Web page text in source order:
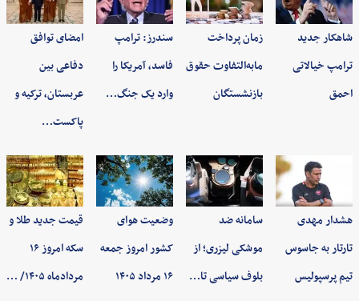
شاهکار جدید
ترامپ خیالاتی
احمق
زمان پرداخت
مابه‌التفاوت حقوق
بازنشستگان
سندرز: ترامپ
فاسد، آمریکا را
وارد یک جنگ…
امضای توافق
دفاعی بین
عربستان، ترکیه و
پاکست…
هشدار مهدی
تارتار به جاسوس
تیم پرسپولیس
سامانه ضد
موشکی لیزری؛ از
بلوف سیاسی تا…
وضعیت هوای
کشور امروز جمعه
۱۶ مرداد ۱۴۰۵
قیمت جدید طلا و
سکه امروز ۱۶
مردادماه ۱۴۰۵/ …